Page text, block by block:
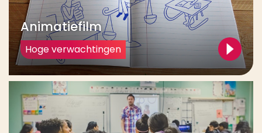
Animatiefilm
Hoge verwachtingen